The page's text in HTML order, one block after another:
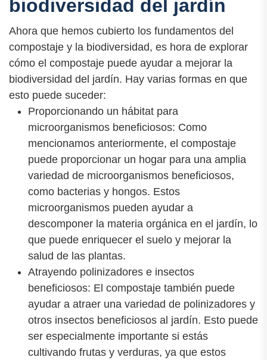
biodiversidad del jardín
Ahora que hemos cubierto los fundamentos del
compostaje y la biodiversidad, es hora de explorar
cómo el compostaje puede ayudar a mejorar la
biodiversidad del jardín. Hay varias formas en que
esto puede suceder:
Proporcionando un hábitat para
microorganismos beneficiosos: Como
mencionamos anteriormente, el compostaje
puede proporcionar un hogar para una amplia
variedad de microorganismos beneficiosos,
como bacterias y hongos. Estos
microorganismos pueden ayudar a
descomponer la materia orgánica en el jardín, lo
que puede enriquecer el suelo y mejorar la
salud de las plantas.
Atrayendo polinizadores e insectos
beneficiosos: El compostaje también puede
ayudar a atraer una variedad de polinizadores y
otros insectos beneficiosos al jardín. Esto puede
ser especialmente importante si estás
cultivando frutas y verduras, ya que estos